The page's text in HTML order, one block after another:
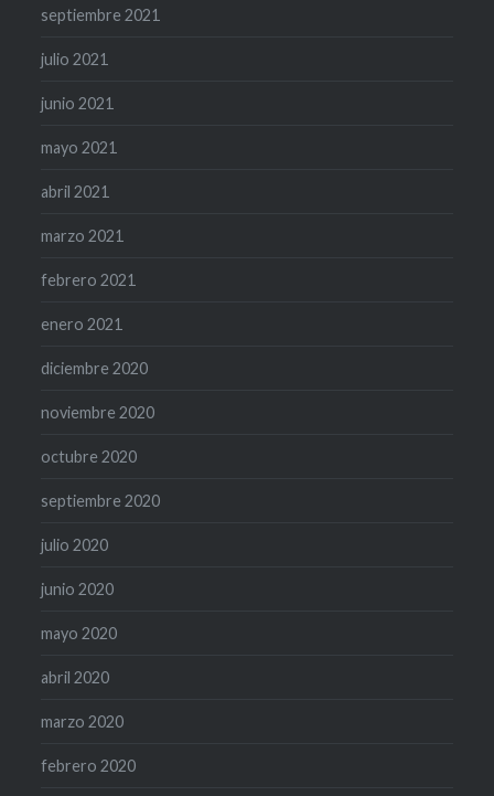
septiembre 2021
julio 2021
junio 2021
mayo 2021
abril 2021
marzo 2021
febrero 2021
enero 2021
diciembre 2020
noviembre 2020
octubre 2020
septiembre 2020
julio 2020
junio 2020
mayo 2020
abril 2020
marzo 2020
febrero 2020